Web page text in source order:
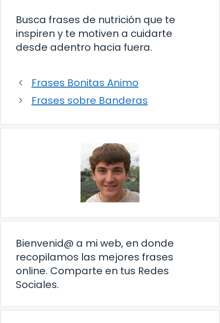
Busca frases de nutrición que te
inspiren y te motiven a cuidarte
desde adentro hacia fuera.
Frases Bonitas Animo
Frases sobre Banderas
Bienvenid@ a mi web, en donde
recopilamos las mejores frases
online. Comparte en tus Redes
Sociales.